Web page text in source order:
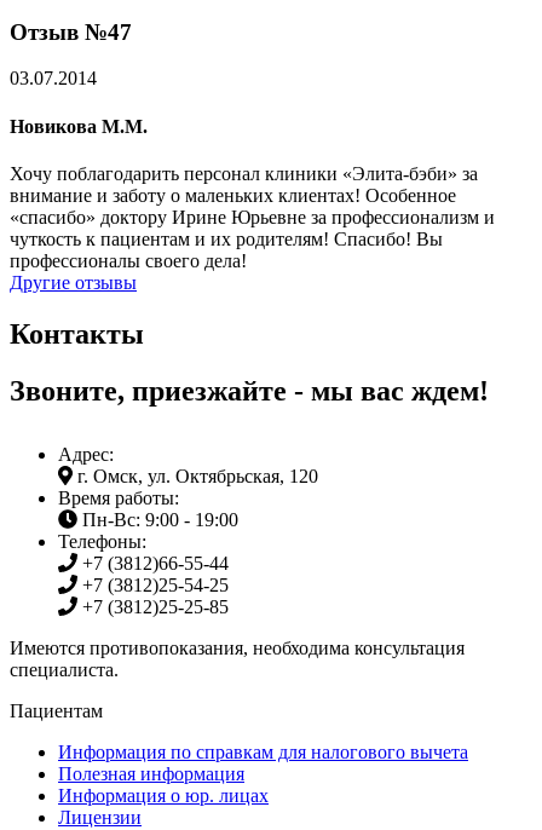
Отзыв №47
03.07.2014
Новикова М.М.
Хочу поблагодарить персонал клиники «Элита-бэби» за
внимание и заботу о маленьких клиентах! Особенное
«спасибо» доктору Ирине Юрьевне за профессионализм и
чуткость к пациентам и их родителям! Спасибо! Вы
профессионалы своего дела!
Другие отзывы
Контакты
Звоните, приезжайте - мы вас ждем!
Адрес:
г. Омск, ул. Октябрьская, 120
Время работы:
Пн-Вс: 9:00 - 19:00
Телефоны:
+7 (3812)66-55-44
+7 (3812)25-54-25
+7 (3812)25-25-85
Имеются противопоказания, необходима консультация
специалиста.
Пациентам
Информация по справкам для налогового вычета
Полезная информация
Информация о юр. лицах
Лицензии